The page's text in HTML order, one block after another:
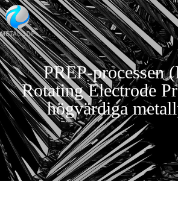
PREP-processen
Rotating Electrode
högvärdiga